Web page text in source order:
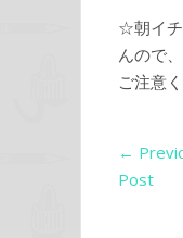
☆朝イ
んので
ご注意
←
Post